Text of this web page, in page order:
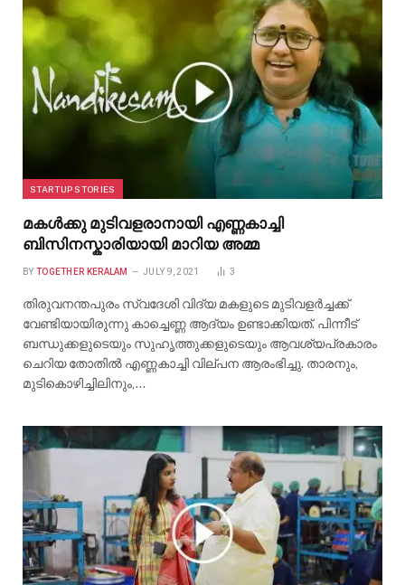
STARTUP STORIES
മകൾക്കു മുടിവളരാനായി എണ്ണകാച്ചി
ബിസിനസ്കാരിയായി മാറിയ അമ്മ
BY TOGETHER KERALAM JULY 9, 2021 3
തിരുവനന്തപുരം സ്വദേശി വിദ്യ മകളുടെ മുടിവളർച്ചക്ക്
വേണ്ടിയായിരുന്നു കാച്ചെണ്ണ ആദ്യം ഉണ്ടാക്കിയത്. പിന്നീട്
ബന്ധുക്കളുടെയും സുഹൃത്തുക്കളുടെയും ആവശ്യപ്രകാരം
ചെറിയ തോതിൽ എണ്ണകാച്ചി വില്പന ആരംഭിച്ചു. താരനും,
മുടികൊഴിച്ചിലിനും,…